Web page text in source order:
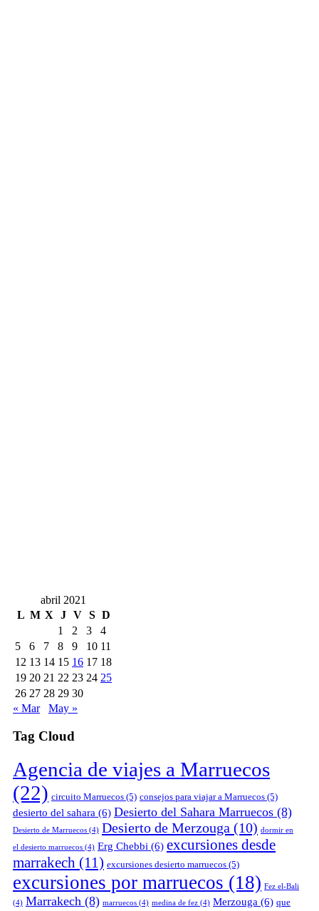
abril 2021
L M X J V S D
1
2 3
4
5
6 7 8 9 10 11
12 13 14 15 16 17 18
19 20 21 22 23 24 25
26 27 28 29 30
« Mar
May »
Tag Cloud
Agencia de viajes a Marruecos
(22) circuito Marruecos (5) consejos para viajar a Marruecos (5)
desierto del sahara (6) Desierto del Sahara Marruecos (8)
Desierto de Marruecos (4) Desierto de Merzouga (10) dormir en
el desierto marruecos (4) Erg Chebbi (6) excursiones desde
marrakech (11) excursiones desierto marruecos (5)
excursiones por marruecos (18) Fez el-Bali
(4) Marrakech (8) marruecos (4) medina de fez (4) Merzouga (6) que